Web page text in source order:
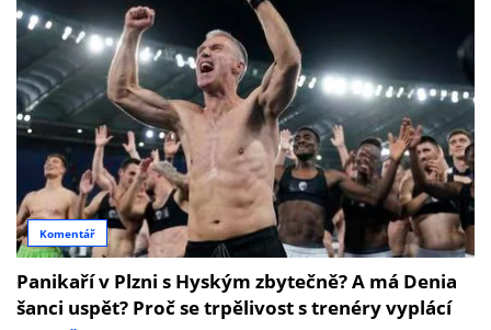
Komentář
Panikaří v Plzni s Hyským zbytečně? A má Denia
šanci uspět? Proč se trpělivost s trenéry vyplácí